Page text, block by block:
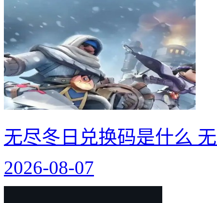
无尽冬日兑换码是什么
2026-08-07